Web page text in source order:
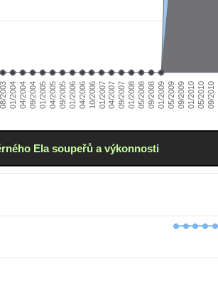
08/200301/200404/200409/200401/200504/200509/200501/200604/200610/200601/200704/200709/200701/200805/200809/200801/200905/200909/200901/201005/201009/2010
Ela soupeřů a výkonnosti